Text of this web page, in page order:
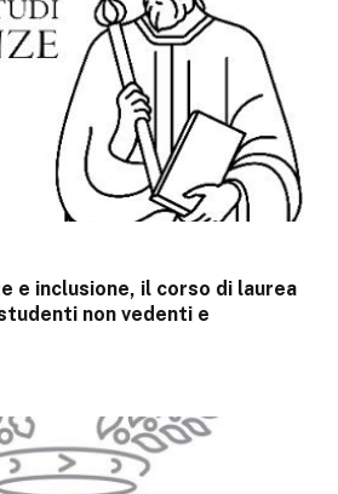
e inclusione, il corso di laurea
non vedenti e